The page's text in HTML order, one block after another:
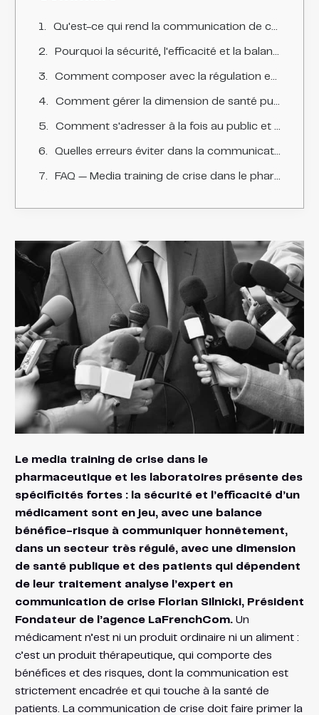
Qu'est-ce qui rend la communication de crise spécifique dans le pharmaceutique ?
Pourquoi la sécurité, l'efficacité et la balance bénéfice-risque sont-elles centrales ?
Comment composer avec la régulation et la pharmacovigilance ?
Comment gérer la dimension de santé publique et les patients dépendant d'un traitement ?
Comment s'adresser à la fois au public et aux professionnels de santé ?
Quelles erreurs éviter dans la communication de crise du pharmaceutique ?
FAQ — Media training de crise dans le pharmaceutique et les laboratoires
Le media training de crise dans le
pharmaceutique et les laboratoires présente des
spécificités fortes : la sécurité et l’efficacité d’un
médicament sont en jeu, avec une balance
bénéfice-risque à communiquer honnêtement,
dans un secteur très régulé, avec une dimension
de santé publique et des patients qui dépendent
de leur traitement analyse l’expert en
communication de crise Florian Silnicki, Président
Fondateur de l’agence LaFrenchCom.Un
médicament n’est ni un produit ordinaire ni un aliment :
c’est un produit thérapeutique, qui comporte des
bénéfices et des risques, dont la communication est
strictement encadrée et qui touche à la santé de
patients. La communication de crise doit faire primer la